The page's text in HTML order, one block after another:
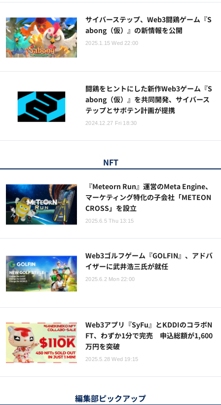
サイバーステップ、Web3闘鶏ゲーム『S
abong（仮）』の新情報を公開
2025.1.15 Wed 22:00
闘鶏をヒントにした新作Web3ゲーム『S
abong（仮）』を共同開発、サイバース
テップとサボテン計画が提携
2024.12.27 Fri 18:30
NFT
『Meteorn Run』運営のMeta Engine、
マーケティング特化の子会社「METEON
CROSS」を設立
2025.6.5 Thu 13:15
Web3ゴルフゲーム『GOLFIN』、アドバ
イザーに武井浩三氏が就任
2025.6.2 Mon 22:00
Web3アプリ『SyFu』とKDDIのコラボN
FT、わずか1分で完売 申込総額が1,600
万円を突破
2025.5.28 Wed 19:15
編集部ピックアップ